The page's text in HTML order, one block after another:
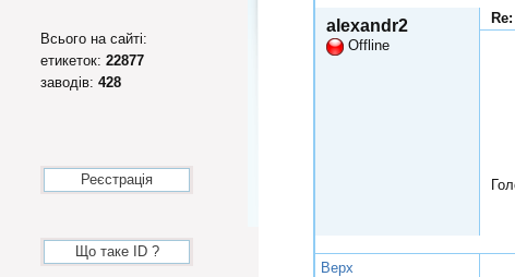
Всього на сайті:
етикеток: 22877
заводів: 428
Реєстрація
Що таке ID ?
alexandr2
Offline
Верх